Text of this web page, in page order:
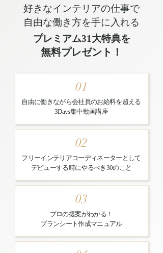
好きなインテリアの仕事で
自由な働き方を手に入れる
プレミアム31大特典を
無料プレゼント！
01
自由に働きながら会社員のお給料を超える
3Days集中動画講座
02
フリーインテリアコーディネーターとして
​デビューする時にやるべき30のこと
03
プロの提案がわかる！
​プランシート作成マニュアル